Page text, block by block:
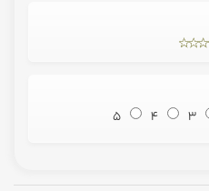
3
4
5